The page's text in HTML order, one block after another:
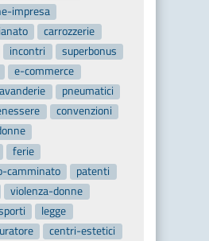
impresa
carrozzerie
incontri
superbonus
e-commerce
pneumatici
convenzioni
ferie
camminato
patenti
violenza-donne
legge
centri-estetici